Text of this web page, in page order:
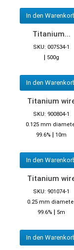
In den
Titanium...
SKU: 007534-1
| 500g
In den
Titanium
SKU: 900804-1
0.125 mm
99.6% | 10m
In den
Titanium
SKU: 901074-1
0.25 mm
99.6% | 5m
In den